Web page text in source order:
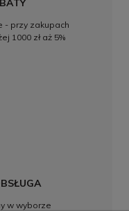
- przy zakupach
1000 zł aż 5%
w wyborze